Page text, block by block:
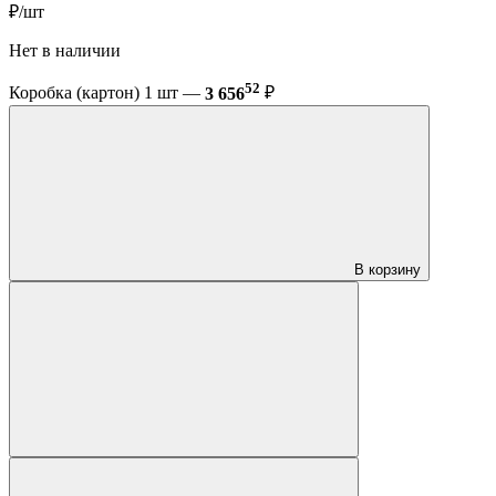
₽/шт
Нет в наличии
Коробка (картон) 1 шт — 3 65652 ₽
В корзину